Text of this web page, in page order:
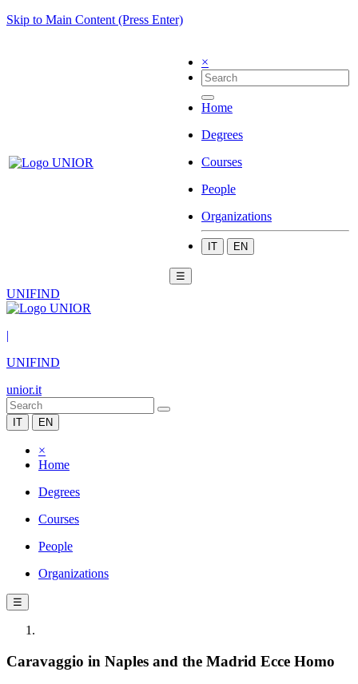
Skip to Main Content (Press Enter)
×
Home
Degrees
Courses
People
Organizations
IT EN
☰
UNIFIND
|
UNIFIND
unior.it
IT EN
×
Home
Degrees
Courses
People
Organizations
☰
Caravaggio in Naples and the Madrid Ecce Homo